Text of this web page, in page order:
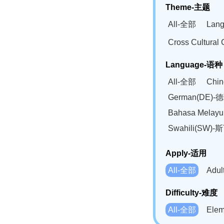
Theme-主题
All-全部
Cross Cultural
Language-语种
All-全部
German(DE)-
Bahasa
Swahili(SW)-
Apply-适用
All-全部
Difficulty-难度
All-全部